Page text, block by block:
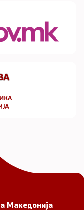
Македонија